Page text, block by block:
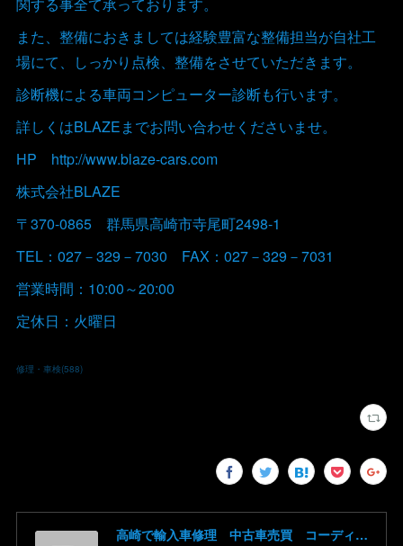
関する事全て承っております。
また、整備におきましては経験豊富な整備担当が自社工
場にて、しっかり点検、整備をさせていただきます。
診断機による車両コンピューター診断も行います。
詳しくはBLAZEまでお問い合わせくださいませ。
HP http://www.blaze-cars.com
株式会社BLAZE
〒370-0865 群馬県高崎市寺尾町2498-1
TEL：027－329－7030 FAX：027－329－7031
営業時間：10:00～20:00
定休日：火曜日
修理・車検(588)
高崎で輸入車修理 中古車売買 コーディングならBLAZE（ブレイズ）へ│BLAZE Total Car Support & Modify in Takasaki Gunma